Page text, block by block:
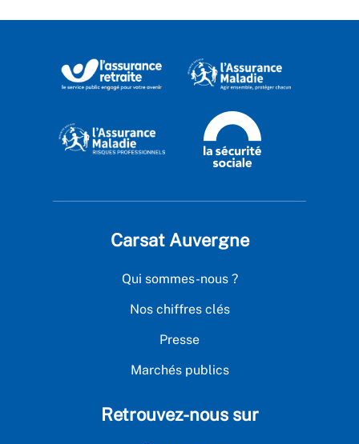
Carsat Auvergne
Qui sommes-nous ?
Nos chiffres clés
Presse
Marchés publics
Retrouvez-nous sur